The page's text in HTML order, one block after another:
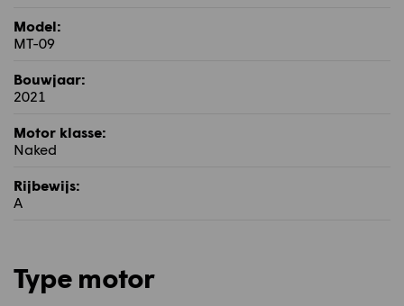
Model:
MT-09
Bouwjaar:
2021
Motor klasse:
Naked
Rijbewijs:
A
Type motor